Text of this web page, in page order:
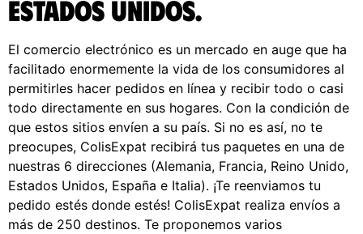
Estados Unidos.
El comercio electrónico es un mercado en auge que ha
facilitado enormemente la vida de los consumidores al
permitirles hacer pedidos en línea y recibir todo o casi
todo directamente en sus hogares. Con la condición de
que estos sitios envíen a su país. Si no es así, no te
preocupes, ColisExpat recibirá tus paquetes en una de
nuestras 6 direcciones (Alemania, Francia, Reino Unido,
Estados Unidos, España e Italia). ¡Te reenviamos tu
pedido estés donde estés! ColisExpat realiza envíos a
más de 250 destinos. Te proponemos varios